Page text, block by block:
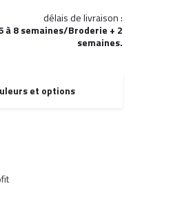
délais de livraison :
à 8 semaines/Broderie + 2
semaines.
et options